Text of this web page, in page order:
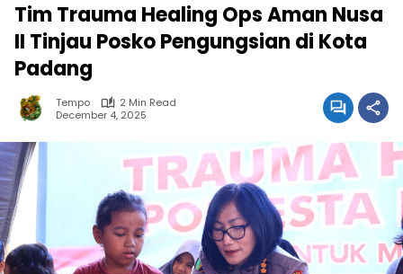
Tim Trauma Healing Ops Aman Nusa
II Tinjau Posko Pengungsian di Kota
Padang
Tempo
2 Min Read
December 4, 2025